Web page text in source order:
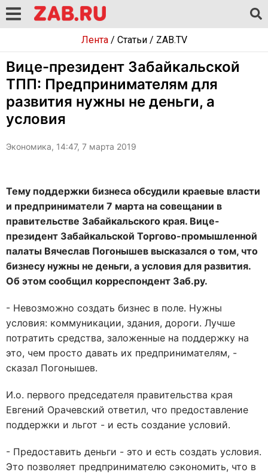
Лента/ Статьи/ ZAB.TV
Вице-президент Забайкальской
ТПП: Предпринимателям для
развития нужны не деньги, а
условия
Экономика, 14:47, 7 марта 2019
Тему поддержки бизнеса обсудили краевые власти
и предприниматели 7 марта на совещании в
правительстве Забайкальского края. Вице-
президент Забайкальской Торгово-промышленной
палаты Вячеслав Погонышев высказался о том, что
бизнесу нужны не деньги, а условия для развития.
Об этом сообщил корреспондент Заб.ру.
- Невозможно создать бизнес в поле. Нужны
условия: коммуникации, здания, дороги. Лучше
потратить средства, заложенные на поддержку на
это, чем просто давать их предпринимателям, -
сказал Погонышев.
И.о. первого председателя правительства края
Евгений Орачевский ответил, что предоставление
поддержки и льгот - и есть создание условий.
- Предоставить деньги - это и есть создать условия.
Это позволяет предпринимателю сэкономить, что в